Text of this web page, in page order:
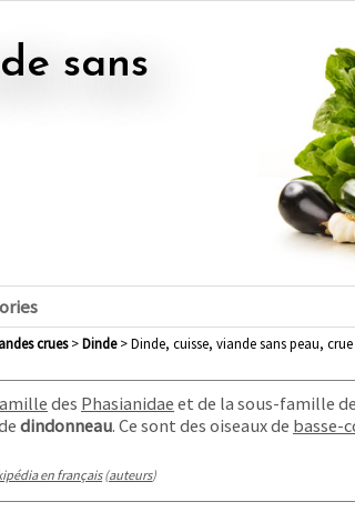
crues> dinde> Dinde, cuisse, viande sans peau, crue
des Phasianidae et de la sous-famille
dindonneau. Ce sont des oiseaux de basse-
en français(auteurs)